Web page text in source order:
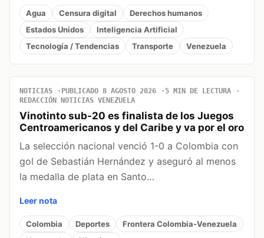
Agua Censura digital
Derechos humanos
Estados Unidos
Inteligencia Artificial
Tecnología / Tendencias
Transporte Venezuela
NOTICIAS PUBLICADO 8 AGOSTO 2026
5 MIN DE LECTURA
REDACCIÓN NOTICIAS VENEZUELA
Vinotinto sub-20 es finalista de los Juegos
Centroamericanos y del Caribe y va por el oro
La selección nacional venció 1-0 a Colombia con
gol de Sebastián Hernández y aseguró al menos
la medalla de plata en Santo…
Leer nota
Colombia Deportes
Frontera Colombia-Venezuela